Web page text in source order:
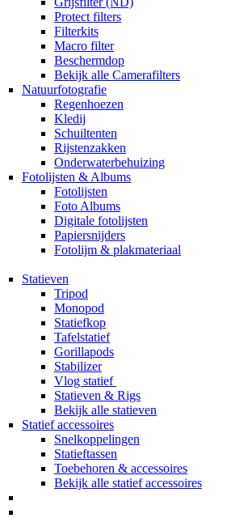
Protect filters
Filterkits
Macro filter
Beschermdop
Bekijk alle Camerafilters
Natuurfotografie
Regenhoezen
Kledij
Schuiltenten
Rijstenzakken
Onderwaterbehuizing
Fotolijsten & Albums
Fotolijsten
Foto Albums
Digitale fotolijsten
Papiersnijders
Fotolijm & plakmateriaal
Statieven
Tripod
Monopod
Statiefkop
Tafelstatief
Gorillapods
Stabilizer
Vlog statief
Statieven & Rigs
Bekijk alle statieven
Statief accessoires
Snelkoppelingen
Statieftassen
Toebehoren & accessoires
Bekijk alle statief accessoires